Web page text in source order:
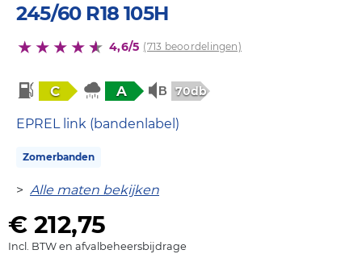
245/60 R18 105H
4,6/5 (713 beoordelingen)
C A 70db
EPREL link (bandenlabel)
Zomerbanden
> Alle maten bekijken
€ 212,75
Incl. BTW en afvalbeheersbijdrage